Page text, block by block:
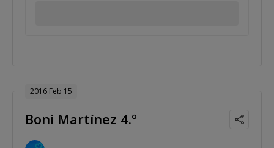
2016 Feb 15
Boni Martínez 4.º